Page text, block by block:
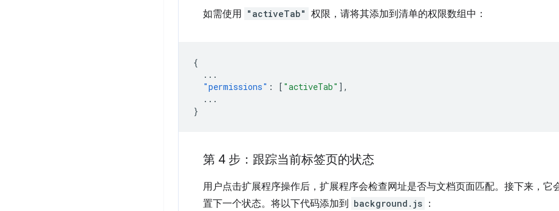
如需使用 "activeTab" 权限，请将其添加到清单的权限数组中：
{
...
"permissions" : [ "activeTab" ],
...
}
第 4 步：跟踪当前标签页的状态
用户点击扩展程序操作后，扩展程序会检查网址是否与文档页面匹配。接下来，它
置下一个状态。将以下代码添加到 background.js ：